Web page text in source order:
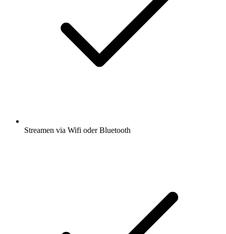
Streamen via Wifi oder Bluetooth